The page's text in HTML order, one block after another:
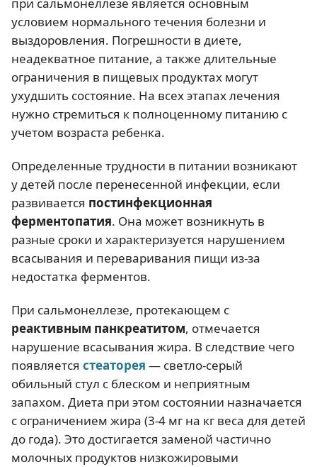
условием нормального течения болезни и
выздоровления. Погрешности в диете,
неадекватное питание, а также длительные
ограничения в пищевых продуктах могут
ухудшить состояние. На всех этапах лечения
нужно стремиться к полноценному питанию с
учетом возраста ребенка.
Определенные трудности в питании возникают
у детей после перенесенной инфекции, если
развивается постинфекционная
ферментопатия. Она может возникнуть в
разные сроки и характеризуется нарушением
всасывания и переваривания пищи из-за
недостатка ферментов.
При сальмонеллезе, протекающем с
реактивным панкреатитом, отмечается
нарушение всасывания жира. В следствие чего
появляется стеаторея — светло-серый
обильный стул с блеском и неприятным
запахом. Диета при этом состоянии назначается
с ограничением жира (3-4 мг на кг веса для детей
до года). Это достигается заменой частично
молочных продуктов низкожировыми